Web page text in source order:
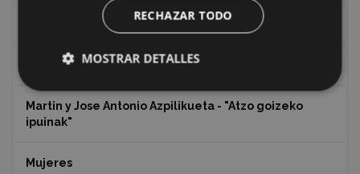
Juan Antonio Palacios HARRIA
Koko Dantzak
Martin y Jose Antonio Azpilikueta - "Atzo goizeko
ipuinak"
Mujeres
RECHAZAR TODO
MOSTRAR DETALLES